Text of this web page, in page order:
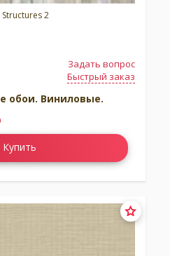
2
Задать вопрос
Быстрый заказ
обои. Виниловые.
Купить